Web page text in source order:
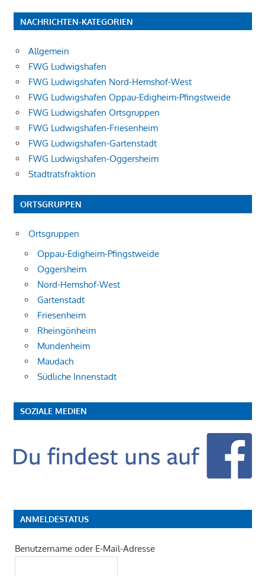
NACHRICHTEN-KATEGORIEN
Allgemein
FWG Ludwigshafen
FWG Ludwigshafen Nord-Hemshof-West
FWG Ludwigshafen Oppau-Edigheim-Pfingstweide
FWG Ludwigshafen Ortsgruppen
FWG Ludwigshafen-Friesenheim
FWG Ludwigshafen-Gartenstadt
FWG Ludwigshafen-Oggersheim
Stadtratsfraktion
ORTSGRUPPEN
Ortsgruppen
Oppau-Edigheim-Pfingstweide
Oggersheim
Nord-Hemshof-West
Gartenstadt
Friesenheim
Rheingönheim
Mundenheim
Maudach
Südliche Innenstadt
SOZIALE MEDIEN
ANMELDESTATUS
Benutzername oder E-Mail-Adresse